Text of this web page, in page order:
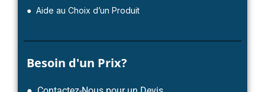
● Aide au Choix d’un Produit
Besoin d'un Prix?